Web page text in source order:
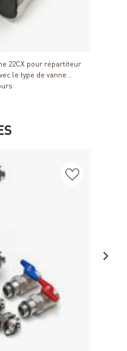
22CX pour répartiteur
le type de vanne